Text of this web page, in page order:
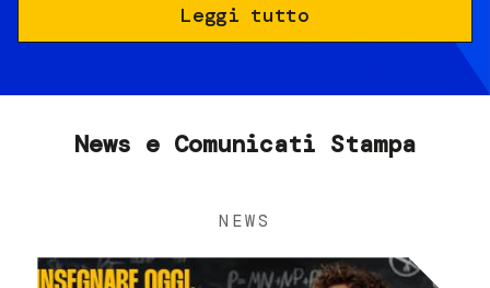
Leggi tutto
News e Comunicati Stampa
NEWS